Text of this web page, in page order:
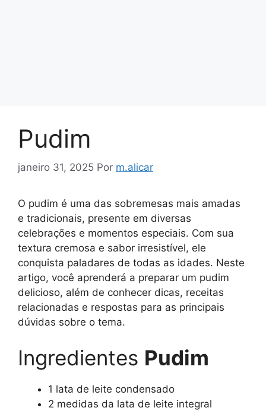
Pudim
janeiro 31, 2025 Por m.alicar
O pudim é uma das sobremesas mais amadas
e tradicionais, presente em diversas
celebrações e momentos especiais. Com sua
textura cremosa e sabor irresistível, ele
conquista paladares de todas as idades. Neste
artigo, você aprenderá a preparar um pudim
delicioso, além de conhecer dicas, receitas
relacionadas e respostas para as principais
dúvidas sobre o tema.
Ingredientes Pudim
1 lata de leite condensado
2 medidas da lata de leite integral